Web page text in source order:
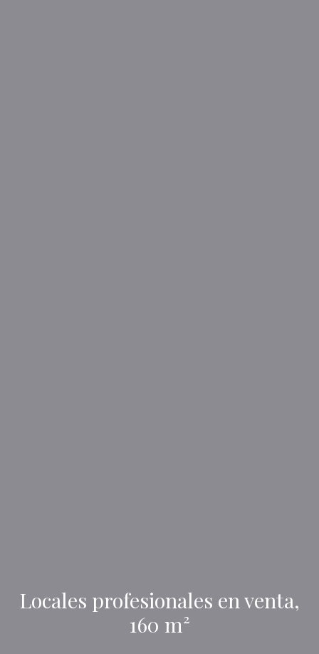
Locales profesionales en venta,
160 m²